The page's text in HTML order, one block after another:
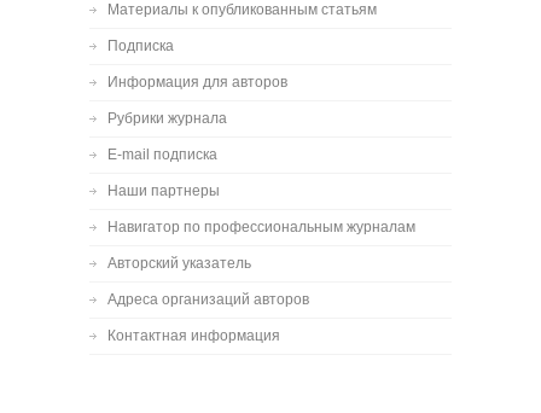
Материалы к опубликованным статьям
Подписка
Информация для авторов
Рубрики журнала
E-mail подписка
Наши партнеры
Навигатор по профессиональным журналам
Авторский указатель
Адреса организаций авторов
Контактная информация